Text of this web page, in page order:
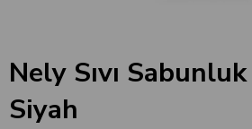
Nely Sıvı
Siyah